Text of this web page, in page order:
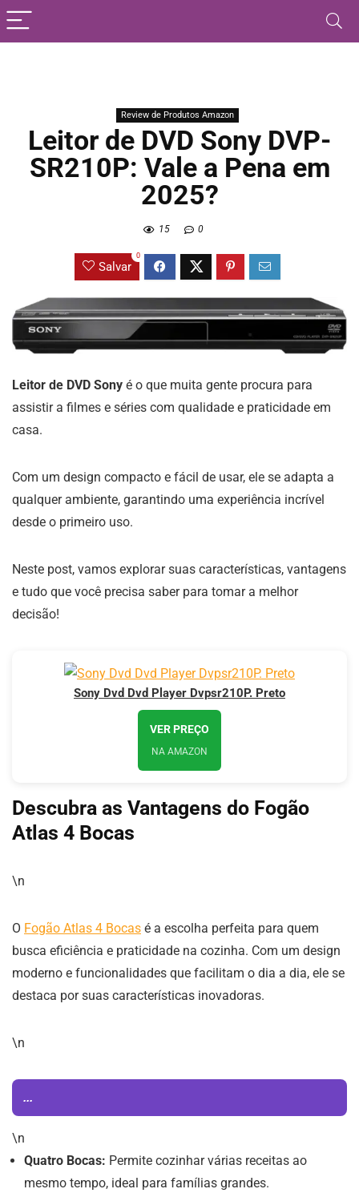
Review de Produtos Amazon
Leitor de DVD Sony DVP-
SR210P: Vale a Pena em
2025?
15 0
Salvar
0
Leitor de DVD Sony é o que muita gente procura para
assistir a filmes e séries com qualidade e praticidade em
casa.
Com um design compacto e fácil de usar, ele se adapta a
qualquer ambiente, garantindo uma experiência incrível
desde o primeiro uso.
Neste post, vamos explorar suas características, vantagens
e tudo que você precisa saber para tomar a melhor
decisão!
Sony Dvd Dvd Player Dvpsr210P. Preto
VER PREÇO
NA AMAZON
Descubra as Vantagens do Fogão
Atlas 4 Bocas
\n
O Fogão Atlas 4 Bocas é a escolha perfeita para quem
busca eficiência e praticidade na cozinha. Com um design
moderno e funcionalidades que facilitam o dia a dia, ele se
destaca por suas características inovadoras.
\n
...
\n
Quatro Bocas: Permite cozinhar várias receitas ao
mesmo tempo, ideal para famílias grandes.